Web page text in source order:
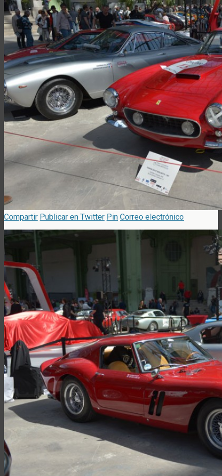
Compartir Publicar en Twitter Pin Correo electrónico